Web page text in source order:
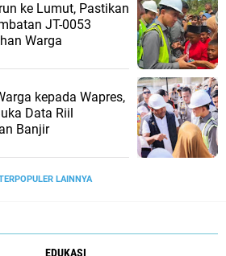
ke Lumut, Pastikan
JT-0053
Warga
kepada Wapres,
Data Riil
Banjir
LAINNYA
EDUKASI